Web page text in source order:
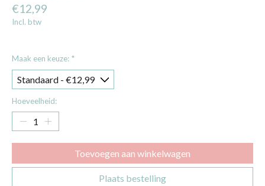
€12,99
Incl. btw
Maak een keuze: *
Hoeveelheid:
Toevoegen aan winkelwagen
Plaats bestelling